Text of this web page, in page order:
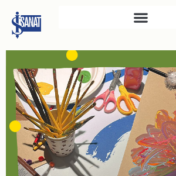
SAHNE SANATLARI
TÜRKIYE İŞ BANKASI
RESIM HEYKEL MÜZESI
TÜRKIYE İŞ BANKASI
MÜZESI
İKTISADI BAĞIMSIZLIK